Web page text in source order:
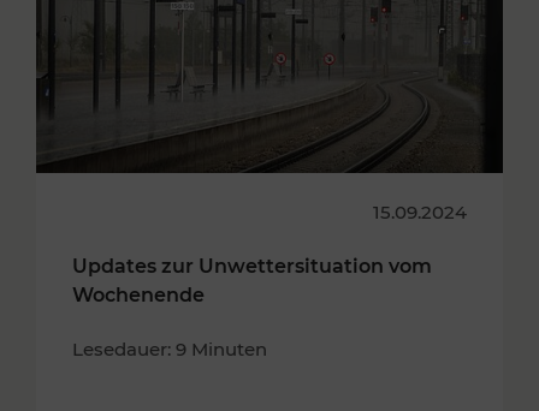
15.09.2024
Updates zur Unwettersituation vom
Wochenende
Lesedauer: 9 Minuten